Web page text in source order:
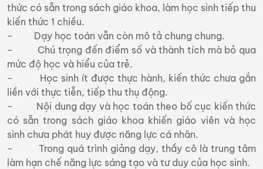
thức có sẵn trong sách giáo khoa, làm học sinh tiếp thu
kiến thức 1 chiều.
- Dạy học toán vẫn còn mô tả chung chung.
- Chú trọng đến điểm số và thành tích mà bỏ qua
mức độ học và hiểu của trẻ.
- Học sinh ít được thực hành, kiến thức chưa gắn
liền với thực tiễn, tiếp thu thụ động.
- Nội dung dạy và học toán theo bố cục kiến thức
có sẵn trong sách giáo khoa khiến giáo viên và học
sinh chưa phát huy được năng lực cá nhân.
- Trong quá trình giảng dạy, thầy cô là trung tâm
làm hạn chế năng lực sáng tạo và tư duy của học sinh.